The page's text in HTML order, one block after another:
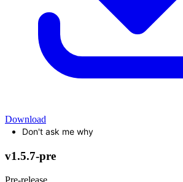
Download
Don't ask me why
v1.5.7-pre
Pre-release